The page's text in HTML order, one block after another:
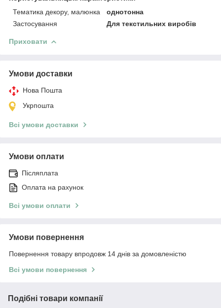
Тематика декору, малюнка
однотонна
Застосування
Для текстильних виробів
Приховати
Умови доставки
Нова Пошта
Укрпошта
Всі умови доставки
Умови оплати
Післяплата
Оплата на рахунок
Всі умови оплати
Умови повернення
Повернення товару впродовж 14 днів за домовленістю
Всі умови повернення
Подібні товари компанії